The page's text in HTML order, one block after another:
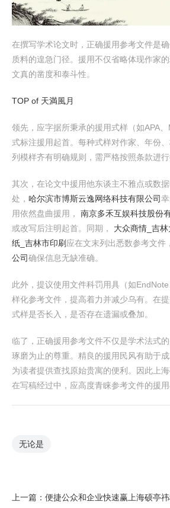
在撰写学术论文时，正确援用参考文件是
质料的遑急门径。援用不仅省略体现作家
文真的凿度和泰斗性。
TOP of 天満風月
领先，应字据所秉承的援用式样（如APA
式标注援用起首。每种式样对作家、年份
列模样齐有明确规则，需严格按照条款进行
其次，在论文中援用他东谈主不雅点或数
处， 哈尔滨市博斯云逸网络科技有限公司
用依然盘曲援用， 南京多禾互娱科技股份
或改写后注明起首。同期， 大众商情_吉
纸_吉林市印刷 应在文末列出悉数参考文件，
公司确保信息无缺准确。
此外，提议使用文件科罚用具（如
样化参考文件，提高着力并减少乌有。在
式样是否长入，是否存在遗漏或叠加。
临了，正确援用参考文件不仅是学术法式
琢磨为止的尊重。精良的援用民风有助于
为读者提供查找原始贵寓的便利。因此上
在写稿经过中，应高度青睐参考文件的援用
无论是
上一篇： 便捷公众和企业快速赢上海硕亭